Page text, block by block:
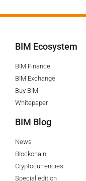
BIM Ecosystem
BIM Finance
BIM Exchange
Buy BIM
Whitepaper
BIM Blog
News
Blockchain
Cryptocurrencies
Special edition